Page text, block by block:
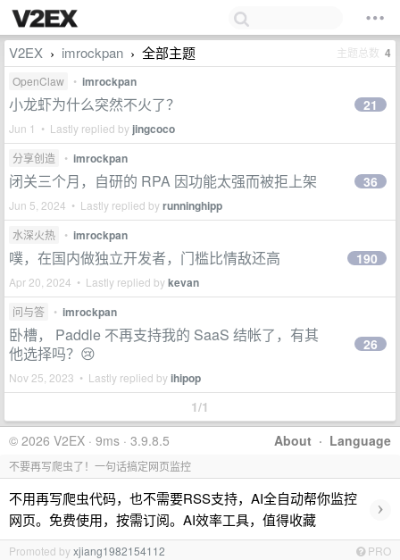
V2EX › imrockpan › 全部主题 主题总数 4
OpenClaw • imrockpan
小龙虾为什么突然不火了？
Jun 1 • Lastly replied by jingcoco
21
分享创造 • imrockpan
闭关三个月，自研的 RPA 因功能太强而被拒上架
Jun 5, 2024 • Lastly replied byrunninghipp
36
水深火热 • imrockpan
噗，在国内做独立开发者，门槛比情敌还高
Apr 20, 2024 • Lastly replied bykevan
190
问与答 • imrockpan
卧槽， Paddle 不再支持我的 SaaS 结帐了，有其
他选择吗？😢
Nov 25, 2023 • Lastly replied byihipop
26
1/1
About · Language
© 2026 V2EX · 9ms · 3.9.8.5
不要再写爬虫了！一句话搞定网页监控
不用再写爬虫代码，也不需要RSS支持，AI全自动帮你监控
网页。免费使用，按需订阅。AI效率工具，值得收藏
›
Promoted byxjiang1982154112 PRO